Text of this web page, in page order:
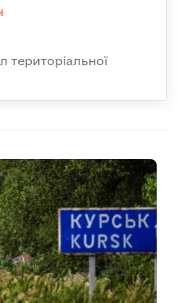
територіальної